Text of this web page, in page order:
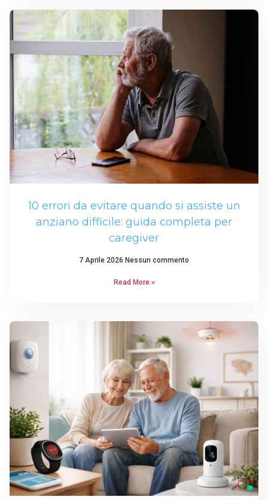
10 errori da evitare quando si assiste un
anziano difficile: guida completa per
caregiver
7 Aprile 2026 Nessun commento
Read More »